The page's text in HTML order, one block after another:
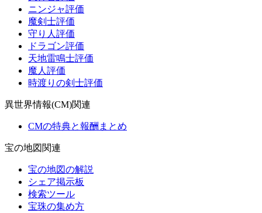
ニンジャ評価
魔剣士評価
守り人評価
ドラゴン評価
天地雷鳴士評価
魔人評価
時渡りの剣士評価
異世界情報(CM)関連
CMの特典と報酬まとめ
宝の地図関連
宝の地図の解説
シェア掲示板
検索ツール
宝珠の集め方